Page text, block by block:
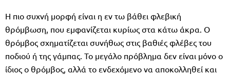
Η πιο συχνή μορφή είναι η εν τω βάθει φλεβική
θρόμβωση, που εμφανίζεται κυρίως στα κάτω άκρα. Ο
θρόμβος σχηματίζεται συνήθως στις βαθιές φλέβες του
ποδιού ή της γάμπας. Το μεγάλο πρόβλημα δεν είναι μόνο ο
ίδιος ο θρόμβος, αλλά το ενδεχόμενο να αποκολληθεί και